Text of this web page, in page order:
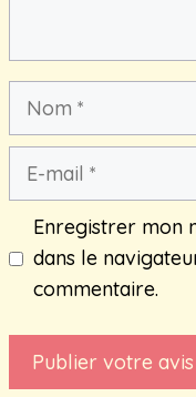
Nom
Enregistrer mon
dans le
commentaire.